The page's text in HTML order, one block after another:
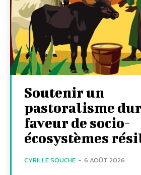
Soutenir un
pastoralisme
faveur de socio-
écosystèmes
CYRILLE SOUCHE - 6 AOÛT 2026